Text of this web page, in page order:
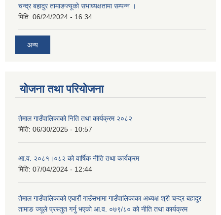
चन्द्र बहादुर तामाङज्यूको सभाध्यक्षतामा सम्पन्न ।
मिति: 06/24/2024 - 16:34
अन्य
योजना तथा परियोजना
तेमाल गाउँपालिकाको निति तथा कार्यक्रम २०८२
मिति: 06/30/2025 - 10:57
आ.व. २०८१।०८२ को वार्षिक नीति तथा कार्यक्रम
मिति: 07/04/2024 - 12:44
तेमाल गाउँपालिकाको एघारौं गाउँसभामा गाउँपालिकाका अध्यक्ष श्री चन्द्र बहादुर
तामाङ ज्यूले प्रस्तुत गर्नु भएको आ.व. ०७९/८० को नीति तथा कार्यक्रम